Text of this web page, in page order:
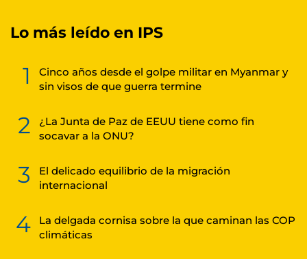
Lo más leído en IPS
1
Cinco años desde el golpe militar en Myanmar y
sin visos de que guerra termine
2
¿La Junta de Paz de EEUU tiene como fin
socavar a la ONU?
3
El delicado equilibrio de la migración
internacional
4
La delgada cornisa sobre la que caminan las COP
climáticas